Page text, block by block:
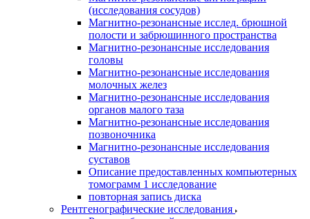
(исследования сосудов)
Магнитно-резонансные исслед. брюшной
полости и забрюшинного пространства
Магнитно-резонансные исследования
головы
Магнитно-резонансные исследования
молочных желез
Магнитно-резонансные исследования
органов малого таза
Магнитно-резонансные исследования
позвоночника
Магнитно-резонансные исследования
суставов
Описание предоставленных компьютерных
томограмм 1 исследование
повторная запись диска
Рентгенографические исследования